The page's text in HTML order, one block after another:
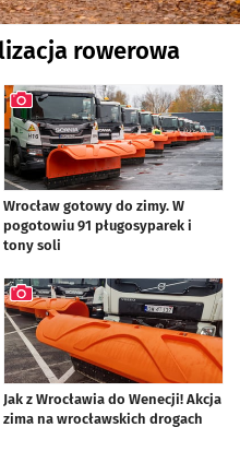
rowerowa
Wrocław gotowy do zimy. W
pogotowiu 91 pługosyparek i
tony soli
Jak z Wrocławia do Wenecji! Akcja
zima na wrocławskich drogach